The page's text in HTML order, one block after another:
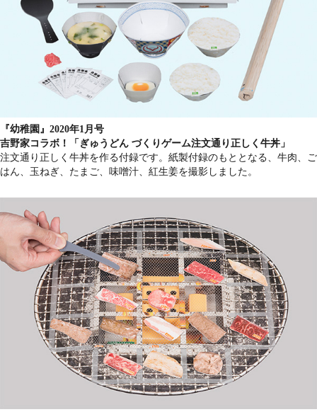
『幼稚園』2020年1月号
吉野家コラボ！「ぎゅうどん づくりゲーム注文通り正しく牛丼」
注文通り正しく牛丼を作る付録です。紙製付録のもととなる、牛肉、ご
はん、玉ねぎ、たまご、味噌汁、紅生姜を撮影しました。